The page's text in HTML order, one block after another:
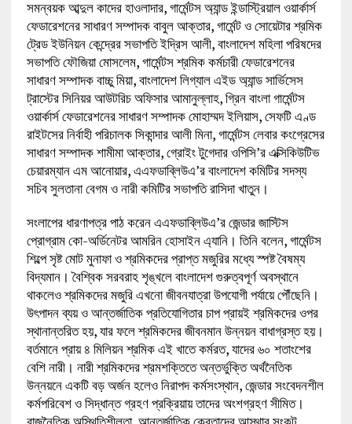
সমন্বয়ক আব্দুল কাদের হাওলাদার, গার্মেন্টস অ্যান্ড ইন্ডাস্ট্রিয়াল ওয়ার্কার্স
ফেডারেশনের সাধারণ সম্পাদক বাবুল আক্তার, গার্মেন্ট ও সোয়েটার শ্রমিক
ট্রেড ইউনিয়ন কেন্দ্রের সভাপতি ইদ্রিস আলী, বাংলাদেশ মহিলা পরিষদের
সভাপতি ফৌজিয়া মোসলেম, গার্মেন্টস শ্রমিক কর্মচারী ফেডারেশনের
সাধারণ সম্পাদক বাচ্চু মিয়া, বাংলাদেশ লিগ্যাল এইড অ্যান্ড সার্ভিসেস
ট্রাস্টের সিনিয়র আউটরিচ অফিসার আমানুল্লাহ, গ্রিন বাংলা গার্মেন্টস
ওয়ার্কার্স ফেডারেশনের সাধারণ সম্পাদক মোহাম্মদ ইলিয়াস, সেফটি এণ্ড
রাইটসের নির্বাহী পরিচালক সিকান্দার আলী মিনা, গার্মেন্টস লেবার কংগ্রেসের
সাধারণ সম্পাদক শামীমা আক্তার, গ্রোইং টুগেদার ওপিসি’র এক্সিকিউটিভ
চেয়ারম্যান এম আনোয়ার, এএফডাব্লিউএ’র বাংলাদেশ কমিটির সদস্য
সচিব সুলতানা বেগম ও নারী কমিটির সভাপতি রাসিদা খাতুন।
সংলাপের ধারণাপত্র পাঠ করেন এএফডাব্লিউএ’র জেন্ডার জাস্টিস
প্রোগ্রাম কো-অর্ডিনেটর আমরিন হোসাইন এ্যানি। তিনি বলেন, গার্মেন্টস
শিল্পে সৃষ্ট মোট মুনাফা ও শ্রমিকদের প্রাপ্ত মজুরির মধ্যে স্পষ্ট বৈষম্য
বিদ্যমান। বৈশ্বিক সরবরাহ শৃঙ্খলে বাংলাদেশ গুরুত্বপূর্ণ অবস্থানে
থাকলেও শ্রমিকদের মজুরি এখনো জীবনযাত্রা উপযোগী পর্যায়ে পৌঁছেনি।
উৎপাদন ব্যয় ও আন্তর্জাতিক প্রতিযোগিতার চাপ প্রায়ই শ্রমিকদের ওপর
স্থানান্তরিত হয়, যার ফলে শ্রমিকদের জীবনমান উন্নয়ন বাধাগ্রস্ত হয়।
বর্তমানে প্রায় ৪ মিলিয়ন শ্রমিক এই খাতে কর্মরত, যাদের ৬০ শতাংশের
বেশি নারী। নারী শ্রমিকদের শ্রমশক্তিতে অন্তর্ভুক্তি অর্থনৈতিক
উন্নয়নে একটি বড় অর্জন হলেও নিরাপদ কর্মসংস্থান, জেন্ডার সংবেদনশীল
কর্মপরিবেশ ও সিদ্ধান্ত গ্রহণ প্রক্রিয়ায় তাদের অংশগ্রহণ সীমিত।